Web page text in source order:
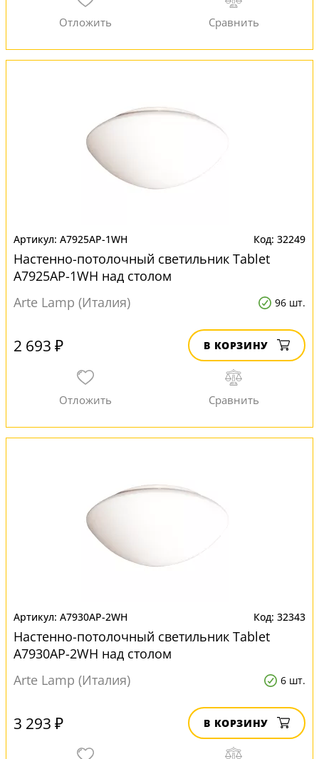
A7925AP-1WH 32249
Настенно-потолочный светильник Tablet
A7925AP-1WH над столом
Arte Lamp (Италия)
96 шт.
2 693 ₽ В КОРЗИНУ
A7930AP-2WH 32343
Настенно-потолочный светильник Tablet
A7930AP-2WH над столом
Arte Lamp (Италия)
6 шт.
3 293 ₽ В КОРЗИНУ